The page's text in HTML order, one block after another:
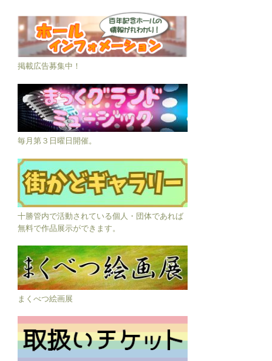
掲載広告募集中！
毎月第３日曜日開催。
十勝管内で活動されている個人・団体であれば
無料で作品展示ができます。
まくべつ絵画展